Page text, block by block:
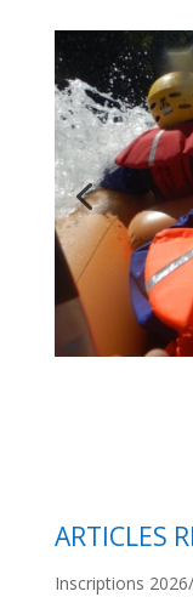
ARTICLES
Inscriptions